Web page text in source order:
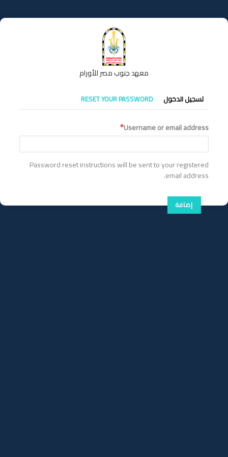
إلى
المحتوى
معهد جنوب مصر للأورام
التبويبات
الأساسية
تسجيل الدخول RESET YOUR PASSWORD
Username or email address
Password reset instructions will be sent to your registered
email address.